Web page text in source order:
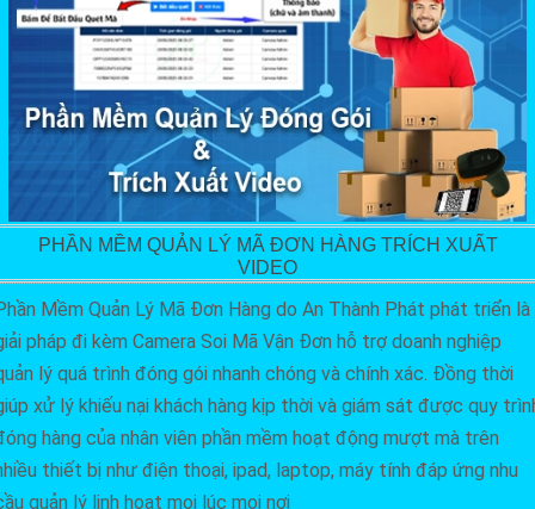
PHẦN MỀM QUẢN LÝ MÃ ĐƠN HÀNG TRÍCH XUẤT
VIDEO
Mềm Quản Lý Mã Đơn Hàng do An Thành Phát phát triển là
pháp đi kèm Camera Soi Mã Vận Đơn hỗ trợ doanh nghiệp
lý quá trình đóng gói nhanh chóng và chính xác. Đồng thời
xử lý khiếu nại khách hàng kịp thời và giám sát được quy
hàng của nhân viên phần mềm hoạt động mượt mà trên
thiết bị như điện thoại, ipad, laptop, máy tính đáp ứng nhu
quản lý linh hoạt mọi lúc mọi nơi